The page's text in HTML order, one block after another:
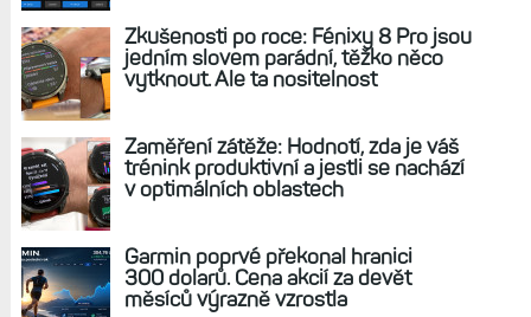
EU zatlačila Apple do kouta: Musí otevřít svůj
systém iOS třetím stranám. Garmin z toho
bude těžit